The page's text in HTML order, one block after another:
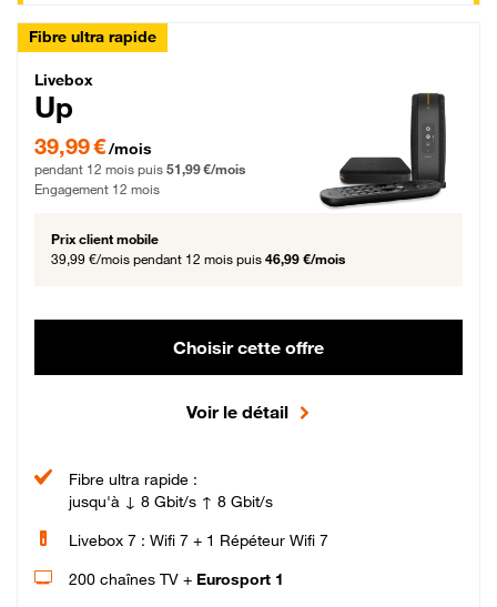
Fibre ultra rapide
Livebox Up Fibre
Livebox
Up
39,99 € par mois pendant 12 mois puis 51,99 € par mois, Engagement 12 mois
39,99 €/mois
pendant 12 mois puis 51,99 €/mois
Engagement 12 mois
Prix client mobile
39,99 €/mois pendant 12 mois puis 46,99 €/mois
Choisir cette offre
Voir le détail
Fibre ultra rapide :
jusqu'à ↓ 8 Gbit/s ↑ 8 Gbit/s
Livebox 7 : Wifi 7 + 1 Répéteur Wifi 7
200 chaînes TV + Eurosport 1